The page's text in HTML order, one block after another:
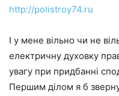
http://polistroy74.ru
І у мене вільно чи не
електричну духовку
увагу при придбанні
Першим ділом я б